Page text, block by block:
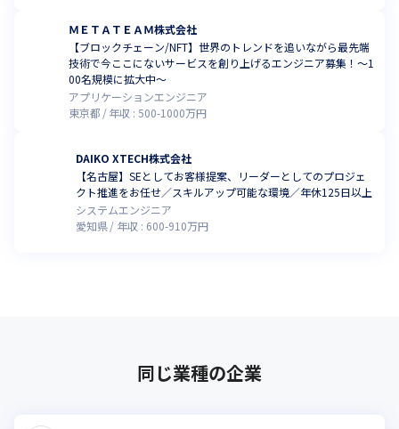
ＭＥＴＡＴＥＡＭ株式会社
【ブロックチェーン/NFT】世界のトレンドを追いながら最先端
技術で今ここにないサービスを創り上げるエンジニア募集！～1
00名規模に拡大中～
アプリケーションエンジニア
東京都
年収 :500-1000万円
DAIKO XTECH株式会社
【名古屋】SEとしてお客様提案、リーダーとしてのプロジェ
クト推進をお任せ／スキルアップ可能な環境／年休125日以上
システムエンジニア
愛知県
年収 : 600-910万円
同じ業種の企業